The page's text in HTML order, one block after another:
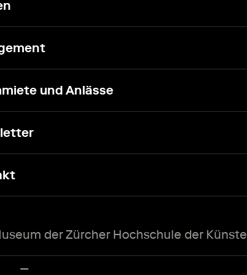
und Anlässe
der Zürcher Hochschule der Künste